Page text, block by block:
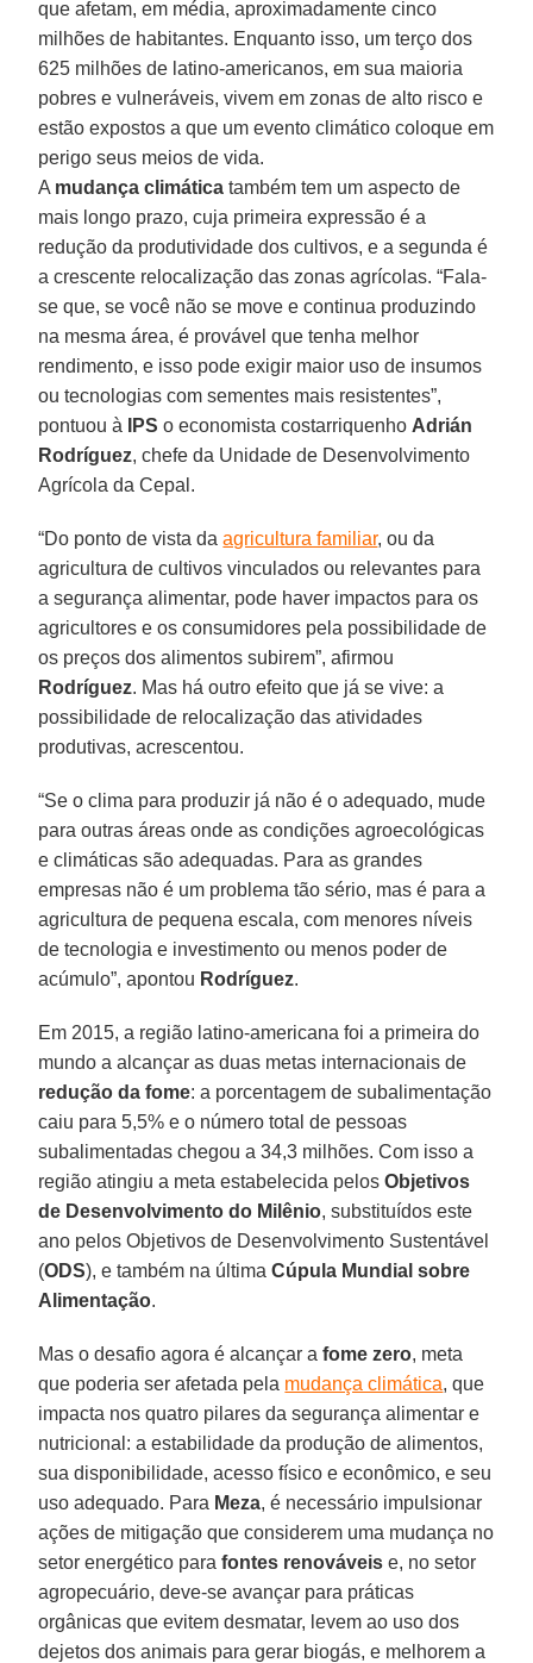
que afetam, em média, aproximadamente cinco
milhões de habitantes. Enquanto isso, um terço dos
625 milhões de latino-americanos, em sua maioria
pobres e vulneráveis, vivem em zonas de alto risco e
estão expostos a que um evento climático coloque em
perigo seus meios de vida.
A mudança climática também tem um aspecto de
mais longo prazo, cuja primeira expressão é a
redução da produtividade dos cultivos, e a segunda é
a crescente relocalização das zonas agrícolas. “Fala-
se que, se você não se move e continua produzindo
na mesma área, é provável que tenha melhor
rendimento, e isso pode exigir maior uso de insumos
ou tecnologias com sementes mais resistentes”,
pontuou à
IPS o economista costarriquenho Adrián
Rodríguez, chefe da Unidade de Desenvolvimento
Agrícola da Cepal.
“Do ponto de vista daagricultura familiar, ou da
agricultura de cultivos vinculados ou relevantes para
a segurança alimentar, pode haver impactos para os
agricultores e os consumidores pela possibilidade de
os preços dos alimentos subirem”, afirmou
Rodríguez. Mas há outro efeito que já se vive: a
possibilidade de relocalização das atividades
produtivas, acrescentou.
“Se o clima para produzir já não é o adequado, mude
para outras áreas onde as condições agroecológicas
e climáticas são adequadas. Para as grandes
empresas não é um problema tão sério, mas é para a
agricultura de pequena escala, com menores níveis
de tecnologia e investimento ou menos poder de
acúmulo”, apontou Rodríguez.
Em 2015, a região latino-americana foi a primeira do
mundo a alcançar as duas metas internacionais de
redução da fome: a porcentagem de subalimentação
caiu para 5,5% e o número total de pessoas
subalimentadas chegou a 34,3 milhões. Com isso a
região atingiu a meta estabelecida pelosObjetivos
de Desenvolvimento do Milênio, substituídos este
ano pelos Objetivos de Desenvolvimento Sustentável
(ODS), e também na últimaCúpula Mundial sobre
Alimentação.
Mas o desafio agora é alcançar afome zero, meta
que poderia ser afetada pela mudança climática, que
impacta nos quatro pilares da segurança alimentar e
nutricional: a estabilidade da produção de alimentos,
sua disponibilidade, acesso físico e econômico, e seu
uso adequado. Para Meza, é necessário impulsionar
ações de mitigação que considerem uma mudança no
setor energético parafontes renováveis e, no setor
agropecuário, deve-se avançar para práticas
orgânicas que evitem desmatar, levem ao uso dos
dejetos dos animais para gerar biogás, e melhorem a